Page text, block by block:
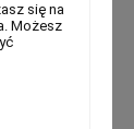
się na
Możesz